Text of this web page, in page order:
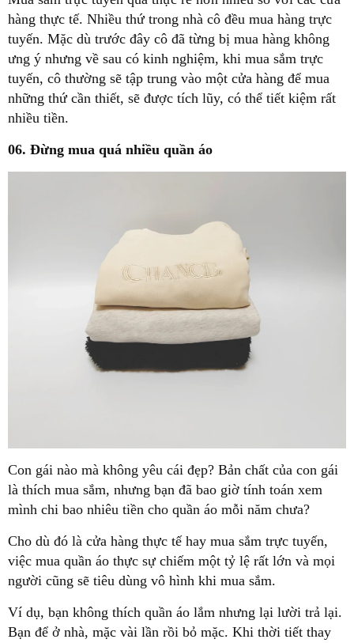
hàng thực tế. Nhiều thứ trong nhà cô đều mua hàng trực
tuyến. Mặc dù trước đây cô đã từng bị mua hàng không
ưng ý nhưng về sau có kinh nghiệm, khi mua sắm trực
tuyến, cô thường sẽ tập trung vào một cửa hàng để mua
những thứ cần thiết, sẽ được tích lũy, có thể tiết kiệm rất
nhiều tiền.
06. Đừng mua quá nhiều quần áo
Con gái nào mà không yêu cái đẹp? Bản chất của con gái
là thích mua sắm, nhưng bạn đã bao giờ tính toán xem
mình chi bao nhiêu tiền cho quần áo mỗi năm chưa?
Cho dù đó là cửa hàng thực tế hay mua sắm trực tuyến,
việc mua quần áo thực sự chiếm một tỷ lệ rất lớn và mọi
người cũng sẽ tiêu dùng vô hình khi mua sắm.
Ví dụ, bạn không thích quần áo lắm nhưng lại lười trả lại.
Bạn để ở nhà, mặc vài lần rồi bỏ mặc. Khi thời tiết thay